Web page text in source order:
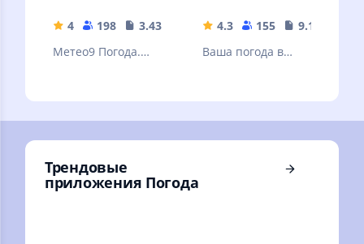
4 198
3.43 MB
Метео9 Погода.
4.3 155
9.15 MB
Ваша погода в
Трендовые
приложения Погода